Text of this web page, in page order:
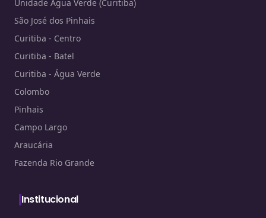
Unidade Água Verde (Curitiba)
São José dos Pinhais
Curitiba - Centro
Curitiba - Batel
Curitiba - Água Verde
Colombo
Pinhais
Campo Largo
Araucária
Fazenda Rio Grande
Institucional